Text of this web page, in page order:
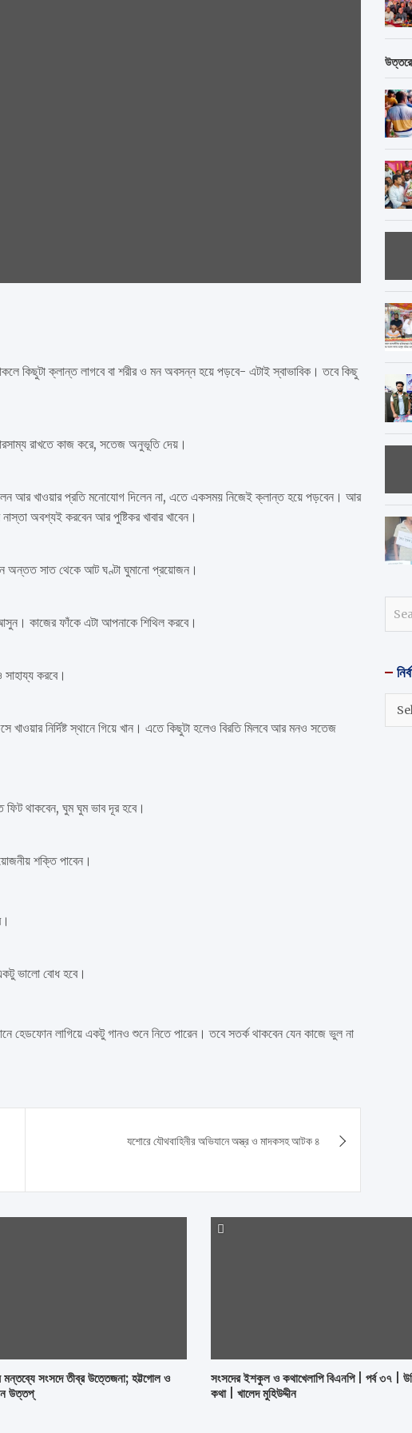
কিছুটা ক্লান্ত লাগবে বা শরীর ও মন অবসন্ন হয়ে পড়বে- এটাই স্বাভাবিক। তবে কিছু
রাখতে কাজ করে, সতেজ অনুভূতি দেয়।
আর খাওয়ার প্রতি মনোযোগ দিলেন না, এতে একসময় নিজেই ক্লান্ত হয়ে পড়বেন। আর
অবশ্যই করবেন আর পুষ্টিকর খাবার খাবেন।
অন্তত সাত থেকে আট ঘণ্টা ঘুমানো প্রয়োজন।
কাজের ফাঁকে এটা আপনাকে শিথিল করবে।
করবে।
খাওয়ার নির্দিষ্ট স্থানে গিয়ে খান। এতে কিছুটা হলেও বিরতি মিলবে আর মনও সতেজ
ফিট থাকবেন, ঘুম ঘুম ভাব দূর হবে।
শক্তি পাবেন।
ভালো বোধ হবে।
হেডফোন লাগিয়ে একটু গানও শুনে নিতে পারেন। তবে সতর্ক থাকবেন যেন কাজে ভুল না
যশোরে যৌথবাহিনীর অভিযানে অস্ত্র ও মাদকসহ আটক ৪
c
h
করুন
সংসদে তীব্র উত্তেজনা; হট্টগোল ও
উত্তপ্
সংসদের ইশকুল ও কথাখেলাপি বিএনপি | পর্ব ৩৭ |
কথা | খালেদ মুহিউদ্দীন